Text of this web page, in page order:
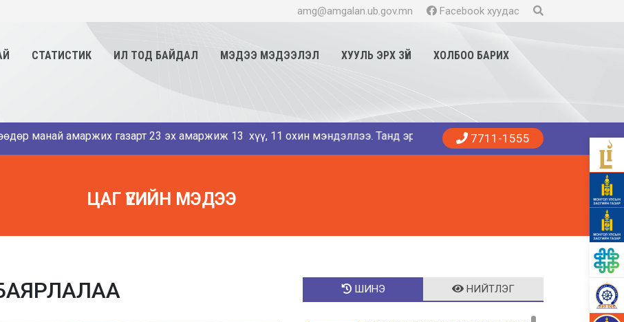
amg@amgalan.ub.gov.mn Facebook хуудас
СТАТИСТИК ИЛ ТОД БАЙДАЛ МЭДЭЭ МЭДЭЭЛЭЛ ХУУЛЬ ЭРХ ЗҮЙ ХОЛБОО БАРИХ
манай амаржих газарт 23 эх амаржиж 13 хүү, 11 охин мэндэллээ. Танд эрүүл энхийг хүсье. 😍👨‍⚕️👩‍⚕️🏥 Амгалан
7711-1555
ЦАГ ҮЕИЙН МЭДЭЭ
ШИНЭ НИЙТЛЭГ